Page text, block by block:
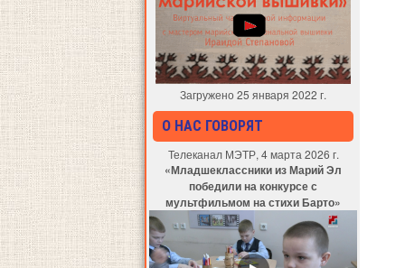
Загружено 25 января 2022 г.
О НАС ГОВОРЯТ
Телеканал МЭТР, 4 марта 2026 г.
«Младшеклассники из Марий Эл
победили на конкурсе с
мультфильмом на стихи Барто»